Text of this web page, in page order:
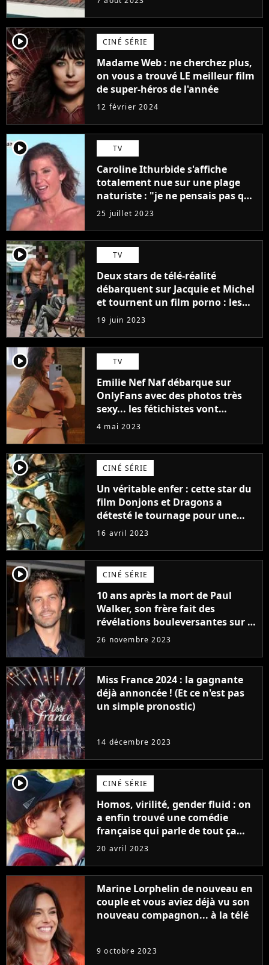
player2 CINÉ SÉRIE
Madame Web : ne cherchez plus,
on vous a trouvé LE meilleur film
de super-héros de l'année
12 février 2024
player2 TV
Caroline Ithurbide s'affiche
totalement nue sur une plage
naturiste : "je ne pensais pas que
j'arriverais à le faire..."
25 juillet 2023
player2 TV
Deux stars de télé-réalité
débarquent sur Jacquie et Michel
et tournent un film porno : les
premières images du tournage
(exclu)
19 juin 2023
player2 TV
Emilie Nef Naf débarque sur
OnlyFans avec des photos très
sexy... les fétichistes vont
prendre leur pied !
4 mai 2023
player2 CINÉ SÉRIE
Un véritable enfer : cette star du
film Donjons et Dragons a
détesté le tournage pour une
raison très spéciale
16 avril 2023
player2 CINÉ SÉRIE
10 ans après la mort de Paul
Walker, son frère fait des
révélations bouleversantes sur la
réaction des acteurs de Fast and
26 novembre 2023
Miss France 2024 : la gagnante
déjà annoncée ! (Et ce n'est pas
un simple pronostic)
14 décembre 2023
player2 CINÉ SÉRIE
Homos, virilité, gender fluid : on
a enfin trouvé une comédie
française qui parle de tout ça
sans être super ringarde
20 avril 2023
Marine Lorphelin de nouveau en
couple et vous aviez déjà vu son
nouveau compagnon... à la télé
9 octobre 2023